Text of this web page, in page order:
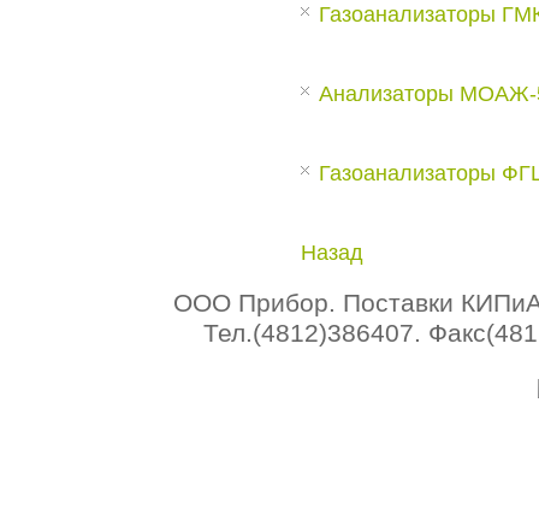
Газоанализаторы
Анализаторы
Газоанализаторы
Назад
ООО Прибор. Поставки КИПиА
Тел.(4812)386407.